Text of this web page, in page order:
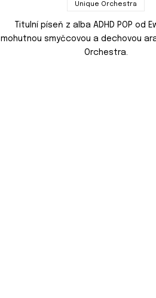
Unique Orchestra
Titulní píseň z alba ADHD POP od
mohutnou smyčcovou a dechovou
Orchestra.